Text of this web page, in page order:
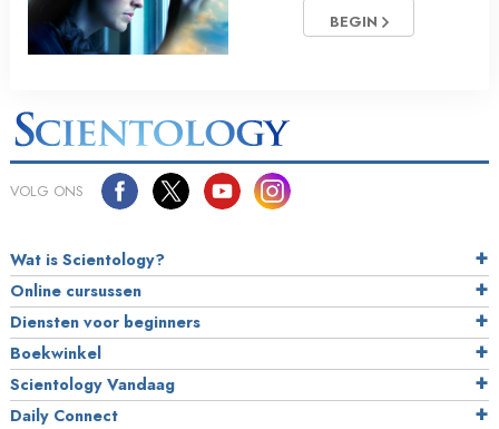
BEGIN
VOLG ONS
Wat is Scientology?
Online cursussen
Diensten voor beginners
Boekwinkel
Scientology Vandaag
Daily Connect